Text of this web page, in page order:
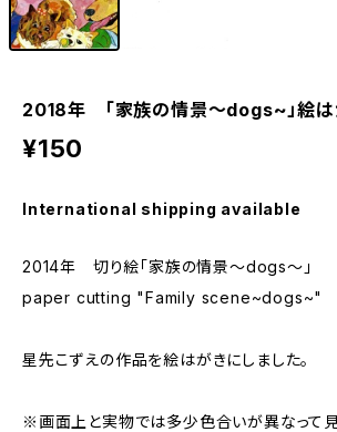
2018年 「家族の情景～dogs~」絵は
¥150
International shipping available
2014年 切り絵「家族の情景～dogs～」
paper cutting "Family scene~dogs~"
星先こずえの作品を絵はがきにしました。
※画面上と実物では多少色合いが異なって